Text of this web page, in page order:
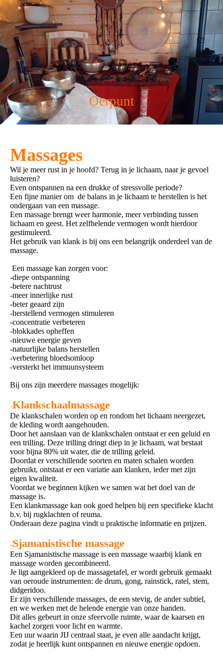
Oerpunt
Massages
Wil je meer rust in je hoofd? Terug in je lichaam, naar je gevoel
luisteren?
Even ontspannen na een drukke of stressvolle periode?
Een fijne manier om de balans in je lichaam te herstellen is het
ondergaan van een massage.
Een massage brengt weer harmonie, meer verbinding tussen
lichaam en geest. Het zelfhelende vermogen wordt hierdoor
gestimuleerd.
Het gebruik van klank is bij ons een belangrijk onderdeel van de
massage.
Een massage kan zorgen voor:
-diepe ontspanning
-betere nachtrust
-meer innerlijke rust
-beter geaard zijn
-herstellend vermogen stimuleren
-concentratie verbeteren
-blokkades opheffen
-nieuwe energie geven
-natuurlijke balans herstellen
-verbetering bloedsomloop
-versterkt het immuunsysteem
Bij ons zijn meerdere massages mogelijk:
-Klankschaalmassage
De klankschalen worden op en rondom het lichaam neergezet,
de kleding wordt aangehouden.
Door het aanslaan van de klankschalen ontstaat er een geluid en
een trilling. Deze trilling dringt diep in je lichaam, wat bestaat
voor bijna 80% uit water, die de trilling geleid.
Doordat er verschillende soorten en maten schalen worden
gebruikt, ontstaat er een variatie aan klanken, ieder met zijn
eigen kwaliteit.
Voordat we beginnen kijken we samen wat het doel van de
massage is.
Een klankmassage kan ook goed helpen bij een specifieke klacht
b.v. bij rugklachten of reuma.
Onderaan deze pagina vindt u praktische informatie en prijzen.
-Sjamanistische massage
Een Sjamanistische massage is een massage waarbij klank en
massage worden gecombineerd.
Je ligt aangekleed op de massagetafel, er wordt gebruik gemaakt
van oeroude instrumenten: de drum, gong, rainstick, ratel, stem,
didgeridoo.
Er zijn verschillende massages, de een stevig, de ander subtiel,
en we werken met de helende energie van onze handen.
Dit alles gebeurt in onze sfeervolle ruimte, waar de kaarsen en
kachel zorgen voor licht en warmte.
Een uur waarin JIJ centraal staat, je even alle aandacht krijgt,
zodat je heerlijk kunt ontspannen en nieuwe energie opdoen.